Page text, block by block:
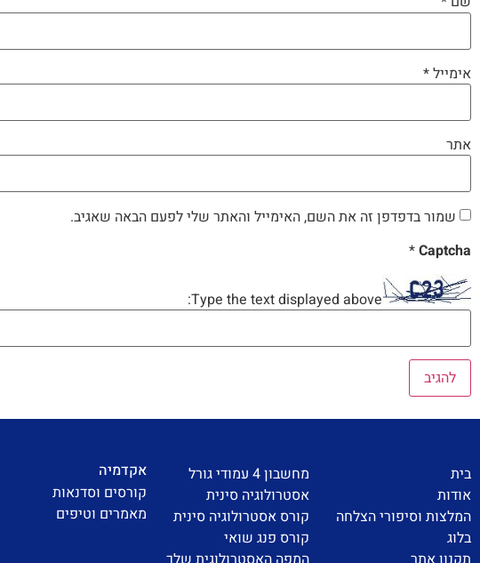
אימייל*
אתר
שמור בדפדפן זה את השם, האימייל והאתר שלי לפעם הבאה שאגיב.
Captcha
*
Type the text displayed above:
בית
אודות
המלצות וסיפורי הצלחה
בלוג
מחשבון 4 עמודי גורל
אסטרולוגיה סינית
קורס אסטרולוגיה סינית
קורס פנג שואי
אקדמיה
קורסים וסדנאות
מאמרים וטיפים